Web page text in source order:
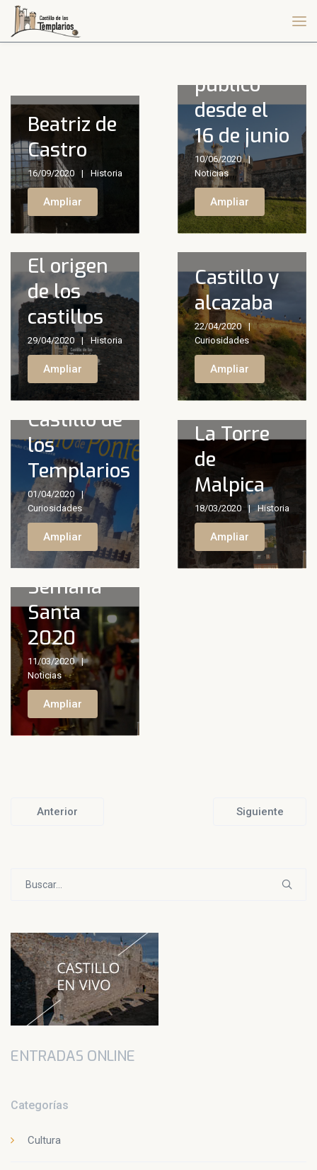
Beatriz de
Castro
16/09/2020 Historia
Ampliar
público
desde el
16 de junio
10/06/2020
Noticias
Ampliar
El origen
de los
castillos
29/04/2020 Historia
Ampliar
Castillo y
alcazaba
22/04/2020
Curiosidades
Ampliar
Libro
lectura
Castillo de
los
Templarios
01/04/2020
Curiosidades
Ampliar
La Torre
de
Malpica
18/03/2020 Historia
Ampliar
Horario
Castillo de
los
Templarios
Semana
Santa
2020
11/03/2020
Noticias
Ampliar
Anterior Siguiente
ENTRADAS ONLINE
Categorías
Cultura